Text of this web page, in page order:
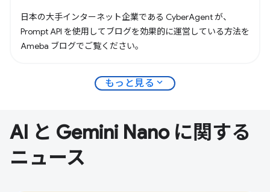
日本の大手インターネット企業である CyberAgent が、
Prompt API を使用してブログを効果的に運営している方法を
Ameba ブログでご覧ください。
もっと見る expand_more
AI と Gemini Nano に関する
ニュース